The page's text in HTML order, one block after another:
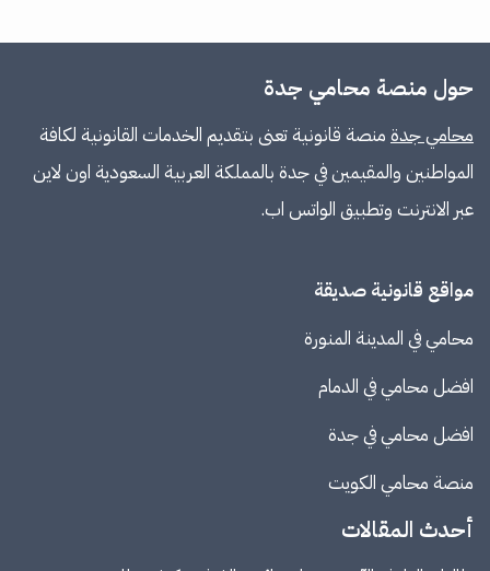
حول منصة محامي جدة
محامي جدة منصة قانونية تعنى بتقديم الخدمات القانونية لكافة
المواطنين والمقيمين في جدة بالمملكة العربية السعودية اون لاين
عبر الانترنت وتطبيق الواتس اب.
مواقع قانونية صديقة
محامي في المدينة المنورة
افضل محامي في الدمام
افضل محامي في جدة
منصة محامي الكويت
أحدث المقالات